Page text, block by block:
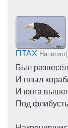
ПТАХ
Был
И плыл
И юнга
Под